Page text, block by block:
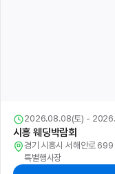
2026.08.08(토) -
시흥 웨딩박람회
경기 시흥시 서해안로
특별행사장